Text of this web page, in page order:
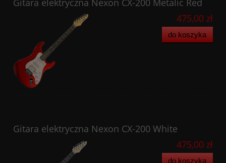
Gitara elektryczna Nexon CX-200 Metalic Red
475,00 zł
do koszyka
Gitara elektryczna Nexon CX-200 White
475,00 zł
do koszyka